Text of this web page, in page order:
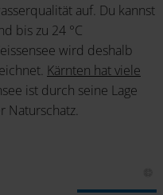
auf. Du kannst
bis zu 24 °C
wird deshalb
Kärnten hat viele
ist durch seine Lage
Naturschatz.